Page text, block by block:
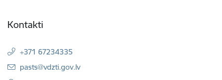
Kontakti
+371 67234335
E-pasts:
pasts@vdzti.gov.lv